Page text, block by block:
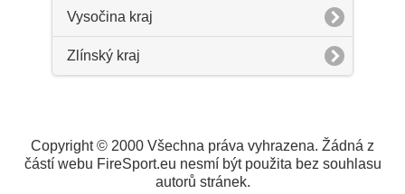
Vysočina kraj
Zlínský kraj
Copyright © 2000 Všechna práva vyhrazena. Žádná z
částí webu FireSport.eu nesmí být použita bez souhlasu
autorů stránek.